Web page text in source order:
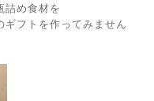
詰め食材を
ギフトを作ってみません